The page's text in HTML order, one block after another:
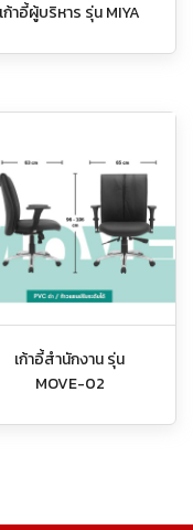
เก้าอี้ผู้บริหาร รุ่น MIYA
เก้าอี้สำนักงาน รุ่น
MOVE-02